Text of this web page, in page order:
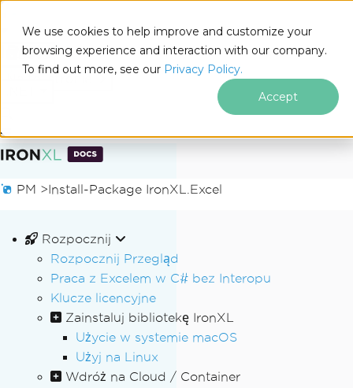
We use cookies to help improve and customize your
browsing experience and interaction with our company.
To find out more, see our Privacy Policy.
Accept
Przejdź do treści stopki
Docs
PM >Install-Package IronXL.Excel
Rozpocznij
Rozpocznij Przegląd
Praca z Excelem w C# bez Interopu
Klucze licencyjne
Zainstaluj bibliotekę IronXL
Użycie w systemie macOS
Użyj na Linux
Wdróż na Cloud / Container